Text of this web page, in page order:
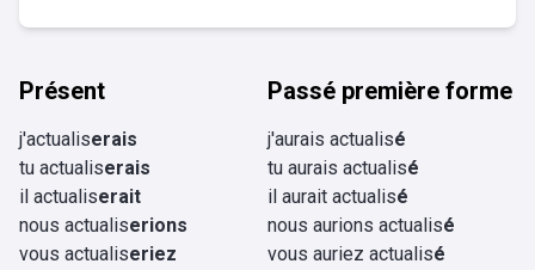
Présent
j'actualiserais
tu actualiserais
il actualiserait
nous actualiserions
vous actualiseriez
Passé première forme
j'aurais actualisé
tu aurais actualisé
il aurait actualisé
nous aurions actualisé
vous auriez actualisé